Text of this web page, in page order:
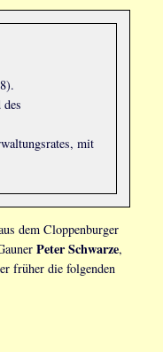
mit
dem Cloppenburger
Peter Schwarze,
früher die folgenden